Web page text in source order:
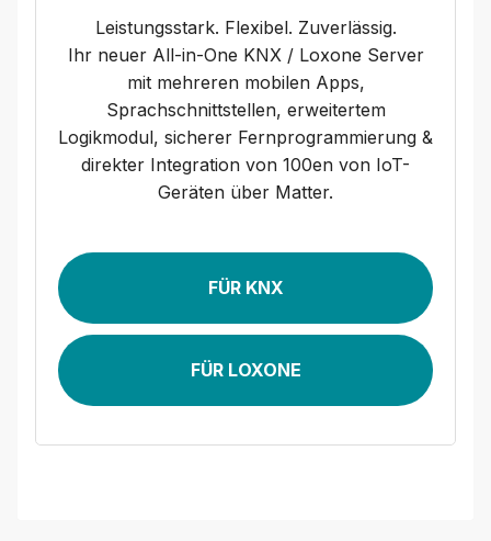
Leistungsstark. Flexibel. Zuverlässig.
Ihr neuer All-in-One KNX / Loxone Server
mit mehreren mobilen Apps,
Sprachschnittstellen, erweitertem
Logikmodul, sicherer Fernprogrammierung &
direkter Integration von 100en von IoT-
Geräten über Matter.
FÜR KNX
FÜR LOXONE